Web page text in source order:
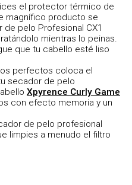
el protector térmico de
magnífico producto se
pelo Profesional CX1
mientras lo peinas.
que tu cabello esté liso
perfectos coloca el
secador de pelo
Xpyrence Curly Game
con efecto memoria y un
de pelo profesional
limpies a menudo el filtro